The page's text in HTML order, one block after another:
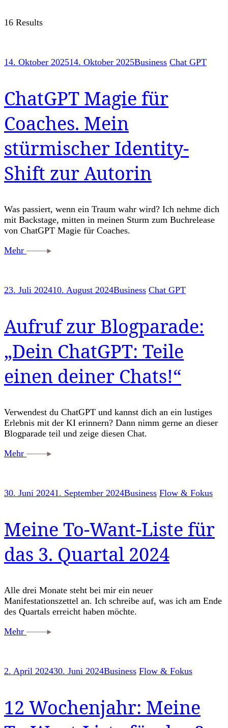
16 Results
14. Oktober 202514. Oktober 2025Business Chat GPT
ChatGPT Magie für
Coaches. Mein
stürmischer Identity-
Shift zur Autorin
Was passiert, wenn ein Traum wahr wird? Ich nehme dich
mit Backstage, mitten in meinen Sturm zum Buchrelease
von ChatGPT Magie für Coaches.
Mehr
23. Juli 202410. August 2024Business Chat GPT
Aufruf zur Blogparade:
„Dein ChatGPT: Teile
einen deiner Chats!“
Verwendest du ChatGPT und kannst dich an ein lustiges
Erlebnis mit der KI erinnern? Dann nimm gerne an dieser
Blogparade teil und zeige diesen Chat.
Mehr
30. Juni 20241. September 2024Business Flow & Fokus
Meine To-Want-Liste für
das 3. Quartal 2024
Alle drei Monate steht bei mir ein neuer
Manifestationszettel an. Ich schreibe auf, was ich am Ende
des Quartals erreicht haben möchte.
Mehr
2. April 202430. Juni 2024Business Flow & Fokus
12 Wochenjahr: Meine